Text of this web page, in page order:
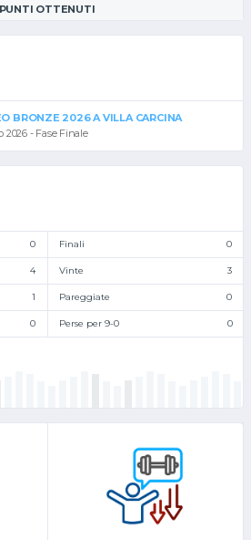
PUNTI OTTENUTI
BRONZE 2026 A VILLA CARCINA
2026 - Fase Finale
0 Finali 0
4 Vinte 3
1 Pareggiate 0
0 Perse per 9-0 0